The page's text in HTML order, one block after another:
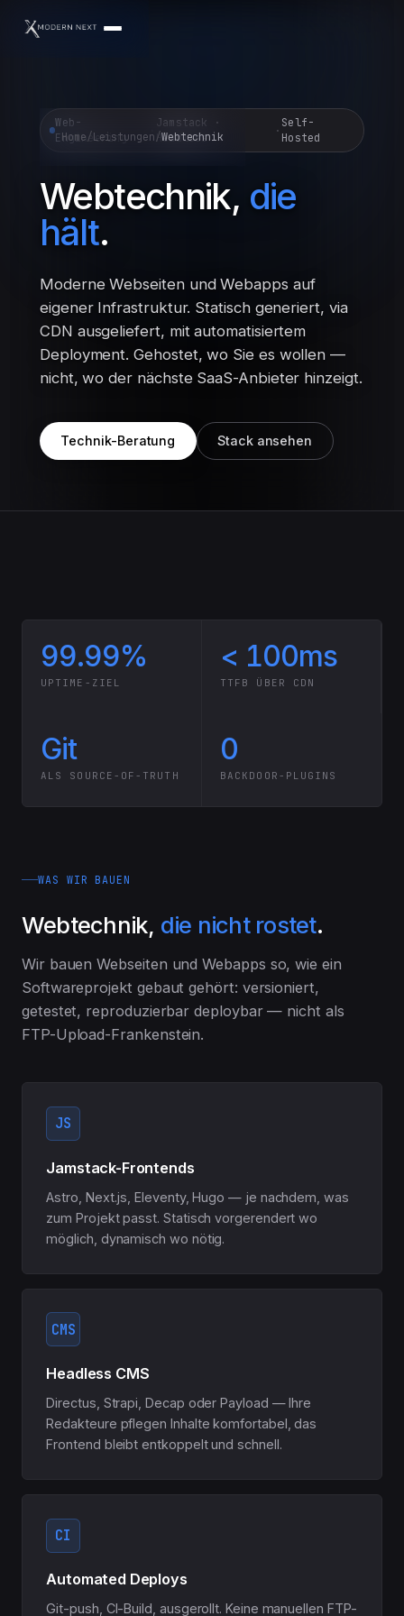
Home/ Leistungen/Webtechnik
Web-
Engineering
Jamstack ·
Headless
·
Self-
Hosted
Webtechnik, die
hält.
Moderne Webseiten und Webapps auf
eigener Infrastruktur. Statisch generiert, via
CDN ausgeliefert, mit automatisiertem
Deployment. Gehostet, wo Sie es wollen —
nicht, wo der nächste SaaS-Anbieter hinzeigt.
Technik-Beratung Stack ansehen
99.99%
UPTIME-ZIEL
< 100ms
TTFB ÜBER CDN
Git
ALS SOURCE-OF-TRUTH
0
BACKDOOR-PLUGINS
WAS WIR BAUEN
Webtechnik, die nicht rostet.
Wir bauen Webseiten und Webapps so, wie ein
Softwareprojekt gebaut gehört: versioniert,
getestet, reproduzierbar deploybar — nicht als
FTP-Upload-Frankenstein.
JS
Jamstack-Frontends
Astro, Next.js, Eleventy, Hugo — je nachdem, was
zum Projekt passt. Statisch vorgerendert wo
möglich, dynamisch wo nötig.
CMS
Headless CMS
Directus, Strapi, Decap oder Payload — Ihre
Redakteure pflegen Inhalte komfortabel, das
Frontend bleibt entkoppelt und schnell.
CI
Automated Deploys
Git-push, CI-Build, ausgerollt. Keine manuellen FTP-